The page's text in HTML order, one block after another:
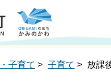
子育て > 子育て > 放課